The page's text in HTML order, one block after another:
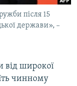
після 15
держави», –
від широкої
чинному